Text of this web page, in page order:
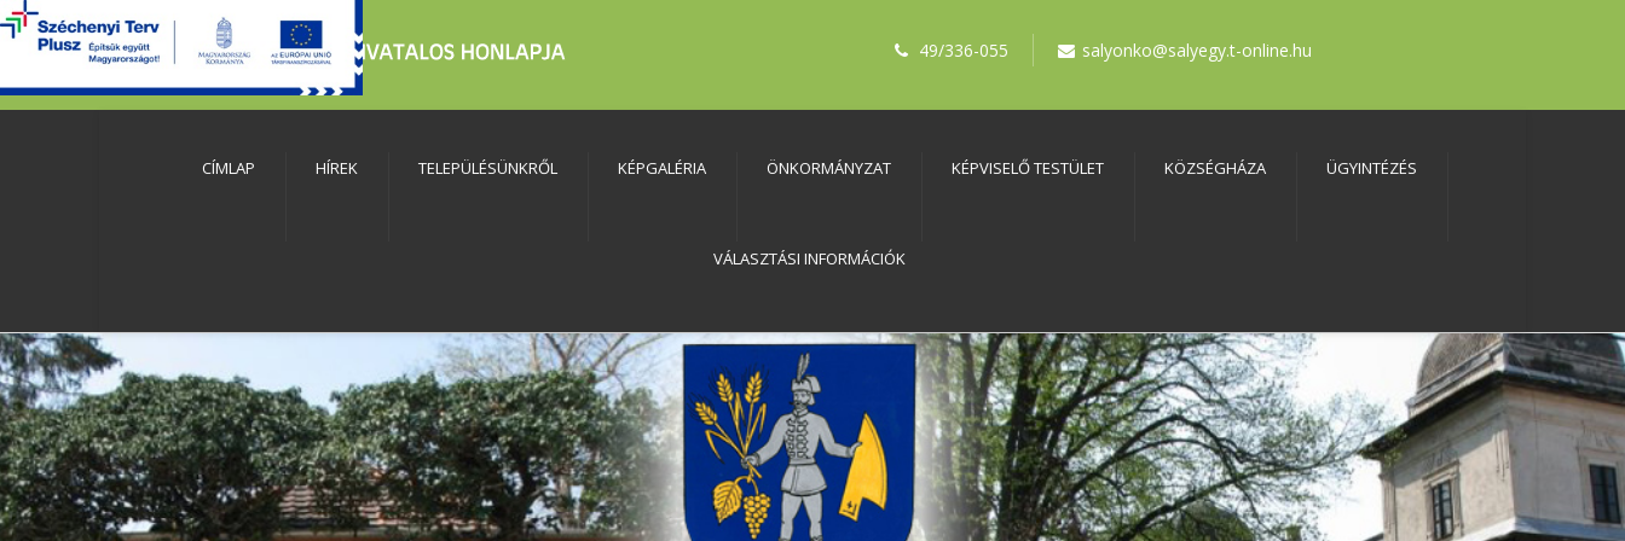
49/336-055 salyonko@salyegy.t-online.hu
CÍMLAP HÍREK TELEPÜLÉSÜNKRŐL KÉPGALÉRIA ÖNKORMÁNYZAT KÉPVISELŐ TESTÜLET KÖZSÉGHÁZA ÜGYINTÉZÉS
VÁLASZTÁSI INFORMÁCIÓK